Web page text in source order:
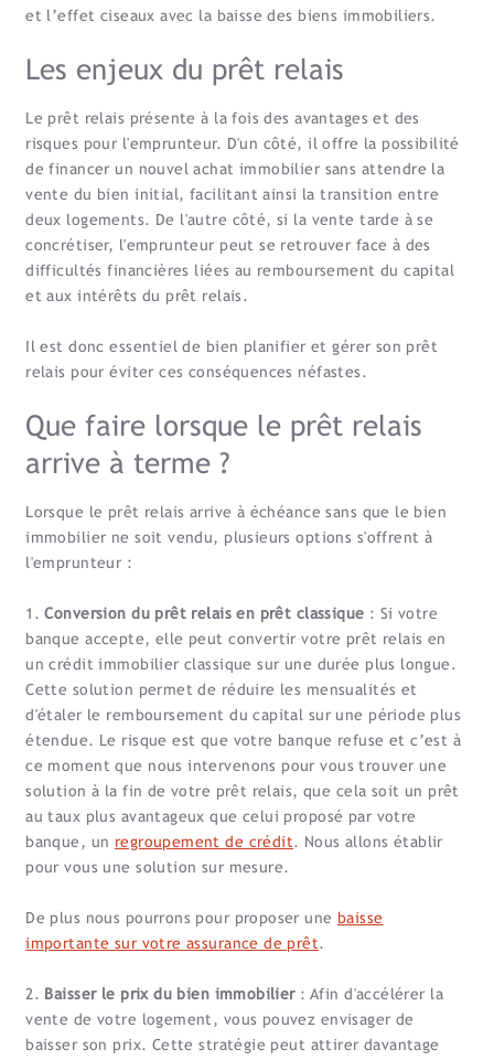
et l’effet ciseaux avec la baisse des biens immobiliers.
Les enjeux du prêt relais
Le prêt relais présente à la fois des avantages et des
risques pour l'emprunteur. D'un côté, il offre la possibilité
de financer un nouvel achat immobilier sans attendre la
vente du bien initial, facilitant ainsi la transition entre
deux logements. De l'autre côté, si la vente tarde à se
concrétiser, l'emprunteur peut se retrouver face à des
difficultés financières liées au remboursement du capital
et aux intérêts du prêt relais.
Il est donc essentiel de bien planifier et gérer son prêt
relais pour éviter ces conséquences néfastes.
Que faire lorsque le prêt relais
arrive à terme ?
Lorsque le prêt relais arrive à échéance sans que le bien
immobilier ne soit vendu, plusieurs options s'offrent à
l'emprunteur :
1.Conversion du prêt relais en prêt classique : Si votre
banque accepte, elle peut convertir votre prêt relais en
un crédit immobilier classique sur une durée plus longue.
Cette solution permet de réduire les mensualités et
d'étaler le remboursement du capital sur une période plus
étendue. Le risque est que votre banque refuse et c’est à
ce moment que nous intervenons pour vous trouver une
solution à la fin de votre prêt relais, que cela soit un prêt
au taux plus avantageux que celui proposé par votre
banque, un regroupement de crédit. Nous allons établir
pour vous une solution sur mesure.
De plus nous pourrons pour proposer une baisse
importante sur votre assurance de prêt.
2. Baisser le prix du bien immobilier: Afin d'accélérer la
vente de votre logement, vous pouvez envisager de
baisser son prix. Cette stratégie peut attirer davantage